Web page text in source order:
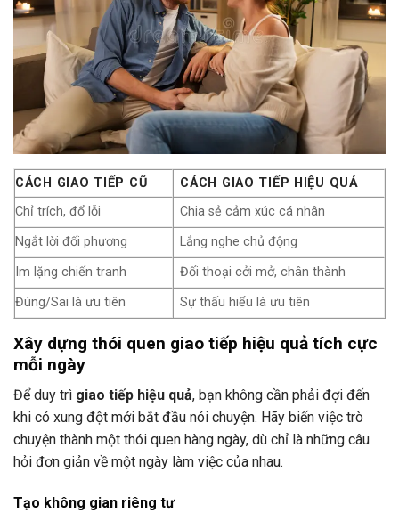
CÁCH GIAO TIẾP CŨ
CÁCH GIAO TIẾP HIỆU QUẢ
Chỉ trích, đổ lỗi
Chia sẻ cảm xúc cá nhân
Ngắt lời đối phương
Lắng nghe chủ động
Im lặng chiến tranh
Đối thoại cởi mở, chân thành
Đúng/Sai là ưu tiên
Sự thấu hiểu là ưu tiên
Xây dựng thói quen giao tiếp hiệu quả tích cực
mỗi ngày
Để duy trì giao tiếp hiệu quả, bạn không cần phải đợi đến
khi có xung đột mới bắt đầu nói chuyện. Hãy biến việc trò
chuyện thành một thói quen hàng ngày, dù chỉ là những câu
hỏi đơn giản về một ngày làm việc của nhau.
Tạo không gian riêng tư